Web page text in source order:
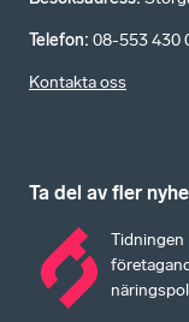
Telefon: 08-553 430
Kontakta oss
Ta del av fler
Tidningen